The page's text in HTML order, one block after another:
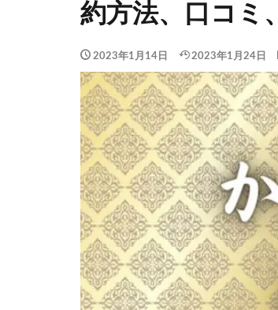
約方法、口コミ
2023年1月14日 2023年1月24日